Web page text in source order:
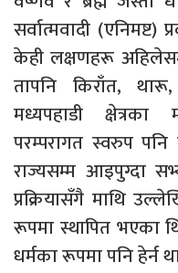
सर्वात्मवादी
केही लक्षणहरू
तापनि किराँत,
मध्यपहाडी
परम्परागत स्वरुप पनि
राज्यसम्म आइपुग्दा
प्रक्रियासँगै माथि
रूपमा स्थापित भएका
धर्मका रूपमा पनि हेर्न